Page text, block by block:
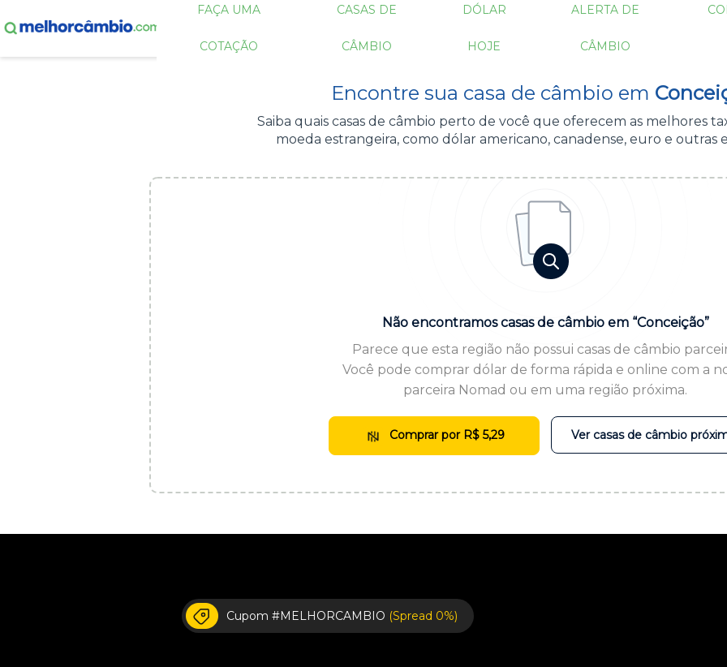
FAÇA UMA
COTAÇÃO
CASAS DE
CÂMBIO
DÓLAR
HOJE
ALERTA DE
CÂMBIO
Encontre sua casa de câmbio em
Saiba quais casas de câmbio perto de você que oferecem as melhores
moeda estrangeira, como dólar americano, canadense, euro e outras
Não encontramos casas de câmbio em “Conceição”
Parece que esta região não possui casas de câmbio
Você pode comprar dólar de forma rápida e online com a
parceira Nomad ou em uma região próxima.
Comprar por R$ 5,29 Ver casas de câmbio
Cupom #MELHORCAMBIO (Spread 0%)